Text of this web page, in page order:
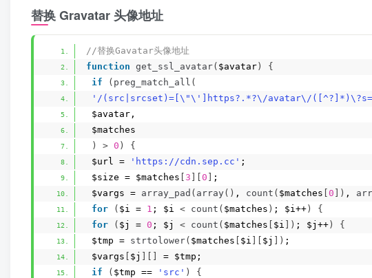
替换 Gravatar 头像地址
//替换Gavatar头像地址
function get_ssl_avatar( $avatar )
{
if
( preg_match_all (
'/(src|srcset)=[\"\']https?.*?\/avatar\/
$avatar,
$matches
)
> 0 )
{
$url =
'https://cdn.sep.cc' ;
$size = $matches
3 0
;
$vargs = array_pad ( array () , count ( $matches 0 ]) ,
for
( $i = 1 ; $i < count ( $matches ) ; $i++ )
{
for
( $j = 0 ; $j < count ( $matches $i ]) ; $j++ )
{
$tmp = strtolower( $matches $i $j ]) ;
$vargs
$j
= $tmp;
if
( $tmp == 'src' )
{